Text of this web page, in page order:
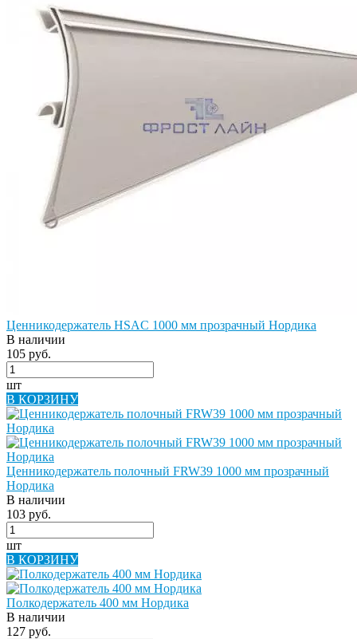
Ценникодержатель HSAC 1000 мм прозрачный Нордика
В наличии
105 руб.
шт
В КОРЗИНУ
Ценникодержатель полочный FRW39 1000 мм прозрачный
Нордика
В наличии
103 руб.
шт
В КОРЗИНУ
Полкодержатель 400 мм Нордика
В наличии
127 руб.